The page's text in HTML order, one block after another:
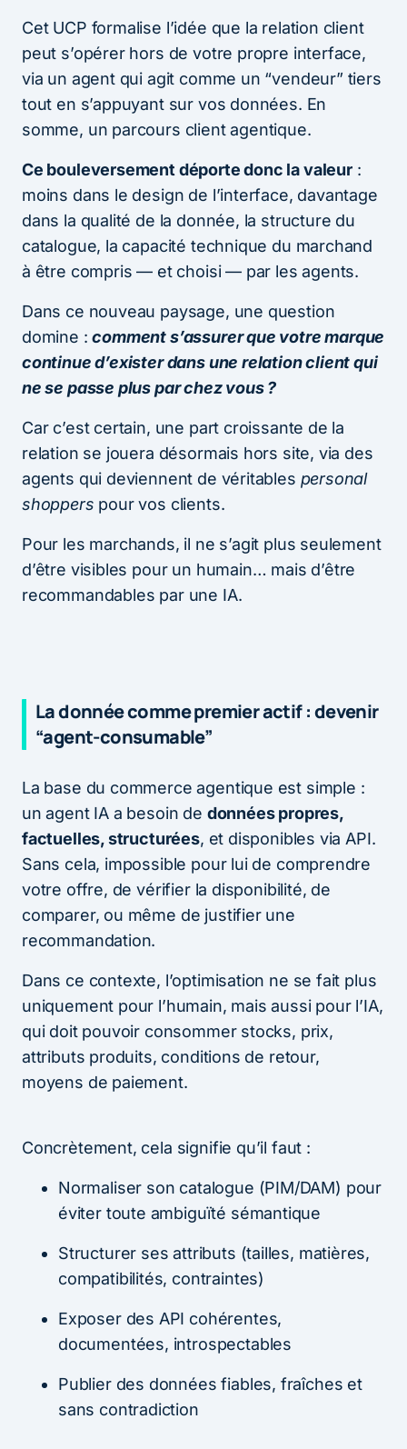
Cet UCP formalise l’idée que la relation client
peut s’opérer hors de votre propre interface,
via un agent qui agit comme un “vendeur” tiers
tout en s’appuyant sur vos données. En
somme, un parcours client agentique.
Ce bouleversement déporte donc la valeur:
moins dans le design de l’interface, davantage
dans la qualité de la donnée, la structure du
catalogue, la capacité technique du marchand
à être compris — et choisi — par les agents.
Dans ce nouveau paysage, une question
domine :comment s’assurer que votre marque
continue d’exister dans une relation client qui
ne se passe plus par chez vous ?
Car c’est certain, une part croissante de la
relation se jouera désormais hors site, via des
agents qui deviennent de véritables personal
shoppers pour vos clients.
Pour les marchands, il ne s’agit plus seulement
d’être visibles pour un humain… mais d’être
recommandables par une IA.
La donnée comme premier actif : devenir
“agent-consumable”
La base du commerce agentique est simple :
un agent IA a besoin de données propres,
factuelles, structurées, et disponibles via API.
Sans cela, impossible pour lui de comprendre
votre offre, de vérifier la disponibilité, de
comparer, ou même de justifier une
recommandation.
Dans ce contexte, l’optimisation ne se fait plus
uniquement pour l’humain, mais aussi pour l’IA,
qui doit pouvoir consommer stocks, prix,
attributs produits, conditions de retour,
moyens de paiement.
Concrètement, cela signifie qu’il faut :
Normaliser son catalogue (PIM/DAM) pour
éviter toute ambiguïté sémantique
Structurer ses attributs (tailles, matières,
compatibilités, contraintes)
Exposer des API cohérentes,
documentées, introspectables
Publier des données fiables, fraîches et
sans contradiction